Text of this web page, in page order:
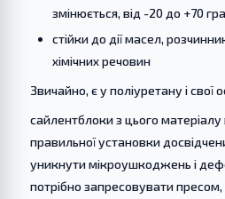
змінюється, від -20 до +70
стійки до дії масел,
хімічних речовин
Звичайно, є у поліуретану і свої
сайлентблоки з цього матеріалу
правильної установки
уникнути мікроушкоджень і
потрібно запресовувати